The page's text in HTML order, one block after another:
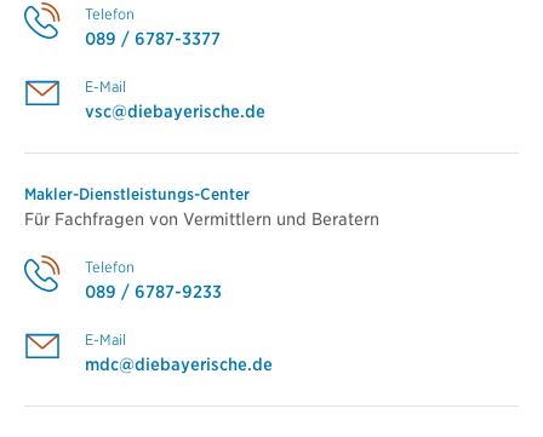
Telefon
089 / 6787-3377
E-Mail
vsc@diebayerische.de
Makler-Dienstleistungs-Center
Für Fachfragen von Vermittlern und Beratern
Telefon
089 / 6787-9233
E-Mail
mdc@diebayerische.de